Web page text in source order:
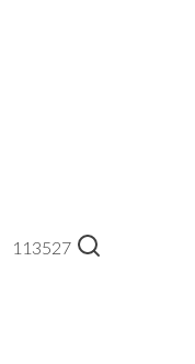
113527